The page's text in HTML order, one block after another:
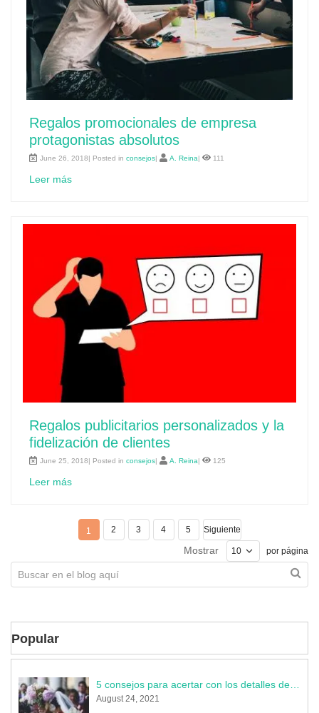
Regalos promocionales de empresa
protagonistas absolutos
June 26, 2018| Posted in consejos| A. Reina| 111
Leer más
Regalos publicitarios personalizados y la
fidelización de clientes
June 25, 2018| Posted in consejos| A. Reina| 125
Leer más
1 2 3 4 5 Siguiente
Mostrar por página
Popular
August 24, 2021